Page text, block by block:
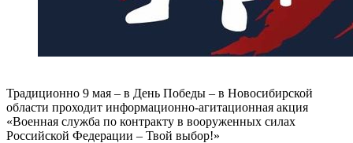
Традиционно 9 мая – в День Победы – в Новосибирской
области проходит информационно-агитационная акция
«Военная служба по контракту в вооруженных силах
Российской Федерации – Твой выбор!»